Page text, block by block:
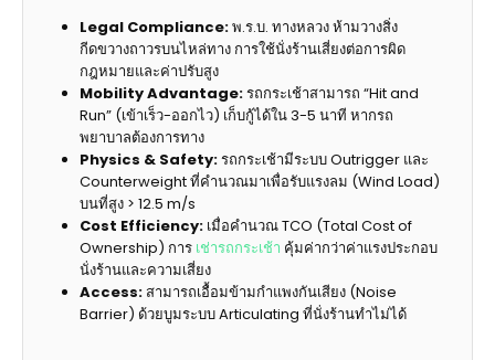
Legal Compliance:พ.ร.บ. ทางหลวง ห้ามวางสิ่ง
กีดขวางถาวรบนไหล่ทาง การใช้นั่งร้านเสี่ยงต่อการผิด
กฎหมายและค่าปรับสูง
Mobility Advantage:รถกระเช้าสามารถ “Hit and
Run” (เข้าเร็ว-ออกไว) เก็บกู้ได้ใน 3-5 นาที หากรถ
พยาบาลต้องการทาง
Physics & Safety:รถกระเช้ามีระบบ Outrigger และ
Counterweight ที่คำนวณมาเพื่อรับแรงลม (Wind Load)
บนที่สูง > 12.5 m/s
Cost Efficiency: เมื่อคำนวณ TCO (Total Cost of
Ownership) การ เช่ารถกระเช้า คุ้มค่ากว่าค่าแรงประกอบ
นั่งร้านและความเสี่ยง
Access: สามารถเอื้อมข้ามกำแพงกันเสียง (Noise
Barrier) ด้วยบูมระบบ Articulating ที่นั่งร้านทำไม่ได้